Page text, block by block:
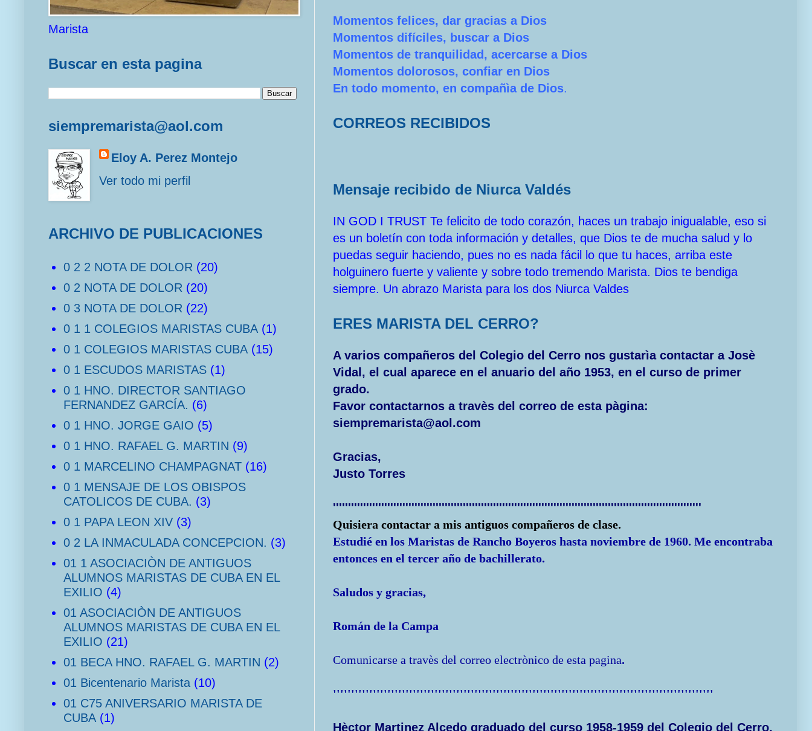
Momentos felices, dar gracias a Dios
Momentos difíciles, buscar a Dios
Momentos de tranquilidad, acercarse a Dios
Momentos dolorosos, confiar en Dios
En todo momento, en compañìa de Dios.
CORREOS RECIBIDOS
Mensaje recibido de Niurca Valdés
IN GOD I TRUST Te felicito de todo corazón, haces un trabajo inigualable, eso si
es un boletín con toda información y detalles, que Dios te de mucha salud y lo
puedas seguir haciendo, pues no es nada fácil lo que tu haces, arriba este
holguinero fuerte y valiente y sobre todo tremendo Marista. Dios te bendiga
siempre. Un abrazo Marista para los dos Niurca Valdes
ERES MARISTA DEL CERRO?
A varios compañeros del Colegio del Cerro nos gustarìa contactar a Josè
Vidal, el cual aparece en el anuario del año 1953, en el curso de primer
grado.
Favor contactarnos a travès del correo de esta pàgina:
siempremarista@aol.com
Gracias,
Justo Torres
''''''''''''''''''''''''''''''''''''''''''''''''''''''''''''''''''''''''''''''''''''''''''''''''''''''''''''''''''''''''''
Quisiera contactar a mis antiguos compañeros de clase.
Estudié en los Maristas de Rancho Boyeros hasta noviembre de 1960. Me encontraba
entonces en el tercer año de bachillerato.
Saludos y gracias,
Román de la Campa
Comunicarse a travès del correo electrònico de esta pagina.
'''''''''''''''''''''''''''''''''''''''''''''''''''''''''''''''''''''''''''''''''''''''''''''''''''''''''
Hèctor Martinez Alcedo graduado del curso 1958-1959 del Colegio del Cerro,
Marista
Buscar en esta pagina
siempremarista@aol.com
Eloy A. Perez Montejo
Ver todo mi perfil
ARCHIVO DE PUBLICACIONES
0 2 2 NOTA DE DOLOR (20)
0 2 NOTA DE DOLOR (20)
0 3 NOTA DE DOLOR (22)
0 1 1 COLEGIOS MARISTAS CUBA (1)
0 1 COLEGIOS MARISTAS CUBA (15)
0 1 ESCUDOS MARISTAS (1)
0 1 HNO. DIRECTOR SANTIAGO
FERNANDEZ GARCÍA. (6)
0 1 HNO. JORGE GAIO (5)
0 1 HNO. RAFAEL G. MARTIN (9)
0 1 MARCELINO CHAMPAGNAT (16)
0 1 MENSAJE DE LOS OBISPOS
CATOLICOS DE CUBA. (3)
0 1 PAPA LEON XIV (3)
0 2 LA INMACULADA CONCEPCION. (3)
01 1 ASOCIACIÒN DE ANTIGUOS
ALUMNOS MARISTAS DE CUBA EN EL
EXILIO (4)
01 ASOCIACIÒN DE ANTIGUOS
ALUMNOS MARISTAS DE CUBA EN EL
EXILIO (21)
01 BECA HNO. RAFAEL G. MARTIN (2)
01 Bicentenario Marista (10)
01 C75 ANIVERSARIO MARISTA DE
CUBA (1)